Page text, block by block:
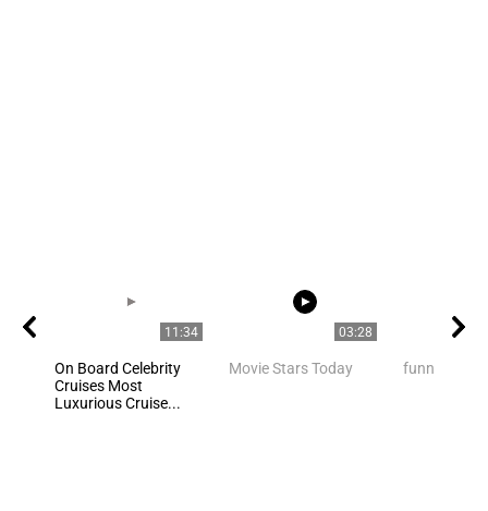
11:34
On Board Celebrity
Cruises Most
Luxurious Cruise...
03:28
Movie Stars Today funny cat